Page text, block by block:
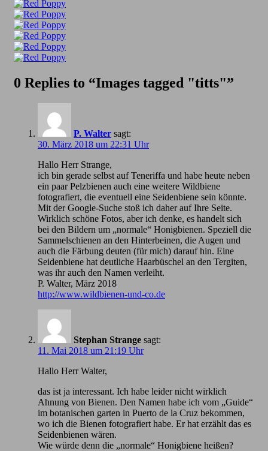
0 Replies to “Images tagged "titts"”
P. Walter sagt:
30. März 2018 um 22:31 Uhr
Hallo Herr Strange,
ich bin gerade selbst auf Teneriffa und habe heute neben
ein paar Pelzbienen auch eine weitere Wildbiene
fotografiert, die eventuell eine Seidenbiene sein könnte.
Mit der Google-Suche stoß ich daher auf Ihre Seite.
Wirklich schöne Fotos, aber ich denke, es handelt sich
bei den Bildern um „normale“ Honigbienen. Speziell die
Sammelschienen an den Hinterbeinen, die Augen und
auch die Färbung deuten (für mich) darauf hin. Eine
Seidenbiene hat deutliche Haarbüschel an den Tergiten,
was ihr auch den Namen verleiht.
P. Walter, März 2018
http://www.wildbienen-und-co.de
Stephan Strange sagt:
11. Mai 2018 um 21:19 Uhr
Hallo Herr Walter,
das ist ja interessant. Ich habe leider nicht wirklich
Ahnung von Bienen. Den Namen habe ich vom „Guide“
im botanischen garten in Puerto de la Cruz bekommen,
wo ich die Bienen fotografiert habe. Er hat erzählt das es
Seidenbienen wären.
Wie würde denn die „normale“ Honigbiene heißen?